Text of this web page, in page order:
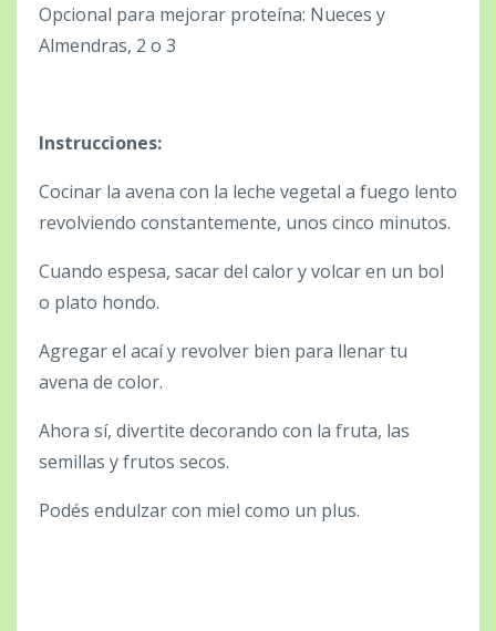
Opcional para mejorar proteína: Nueces y
Almendras, 2 o 3
Instrucciones:
Cocinar la avena con la leche vegetal a fuego lento
revolviendo constantemente, unos cinco minutos.
Cuando espesa, sacar del calor y volcar en un bol
o plato hondo.
Agregar el acaí y revolver bien para llenar tu
avena de color.
Ahora sí, divertite decorando con la fruta, las
semillas y frutos secos.
Podés endulzar con miel como un plus.